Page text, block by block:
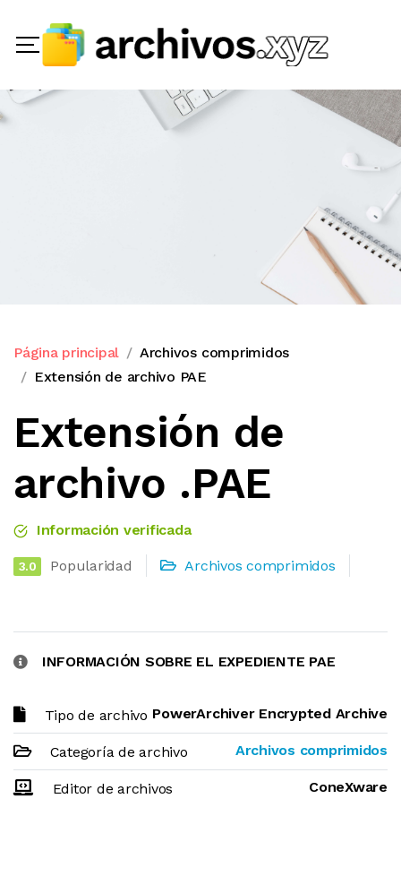
Página principal
Archivos comprimidos
Extensión de archivo PAE
Extensión de
archivo .PAE
Información verificada
3.0 Popularidad Archivos comprimidos
INFORMACIÓN SOBRE EL EXPEDIENTE PAE
Tipo de archivo PowerArchiver Encrypted Archive
Categoría de archivo Archivos comprimidos
Editor de archivos ConeXware